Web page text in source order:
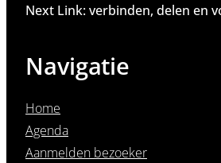
Next Link: verbinden, delen en
Navigatie
Home
Agenda
Aanmelden bezoeker